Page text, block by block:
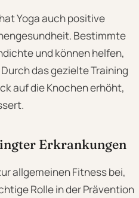
Yoga auch positive
Bestimmte
und können helfen,
das gezielte Training
auf die Knochen erhöht,
Erkrankungen
allgemeinen Fitness bei,
Rolle in der Prävention